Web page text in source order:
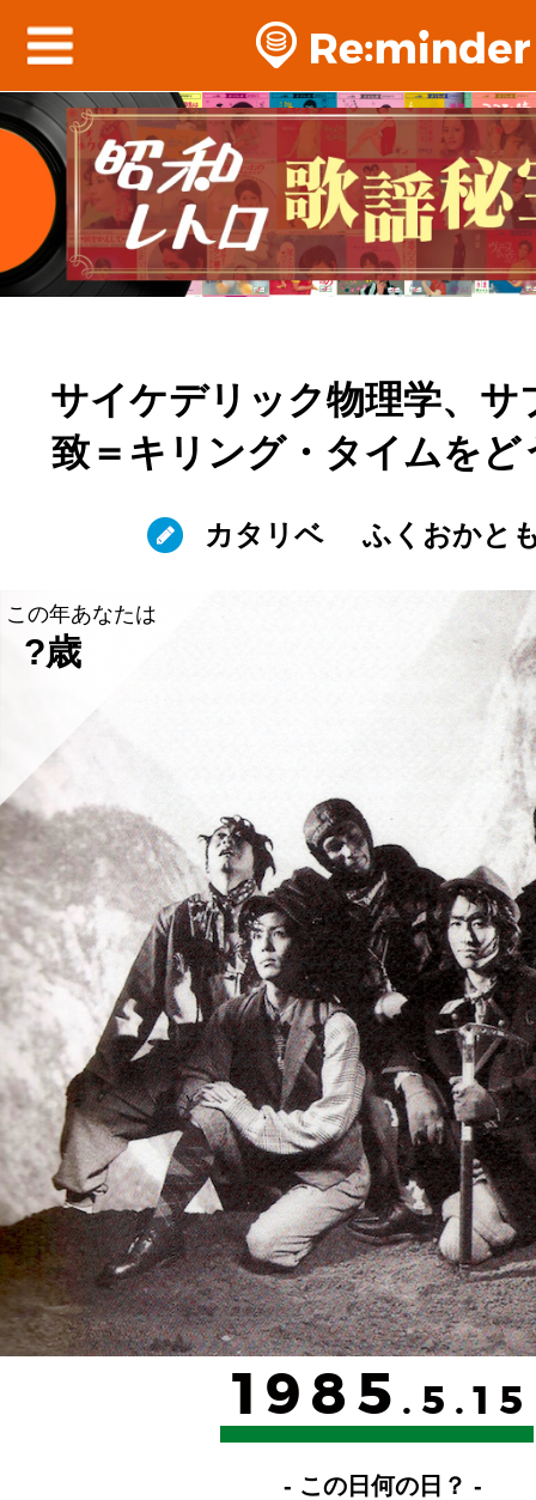
サイケデリック物理学、サ
致＝キリング・タイムをど
カタリベ ふくおかと
この年あなたは
?歳
1985 .5.15
- この日何の日？ -